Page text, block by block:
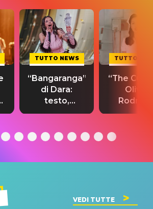
TUTTO NEWS
“Bangaranga”
di Dara:
testo,
traduzione e
del singolo
TUTTO
“The
Olivia
testo,
VEDI TUTTE